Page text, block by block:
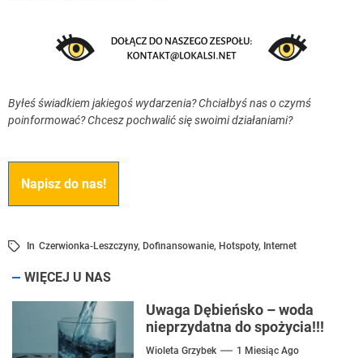
Byłeś świadkiem jakiegoś wydarzenia? Chciałbyś nas o czymś
poinformować? Chcesz pochwalić się swoimi działaniami?
Napisz do nas!
In Czerwionka-Leszczyny, Dofinansowanie, Hotspoty, Internet
WIĘCEJ U NAS
Uwaga Dębieńsko – woda
nieprzydatna do spożycia!!!
Wioleta Grzybek 1 Miesiąc Ago